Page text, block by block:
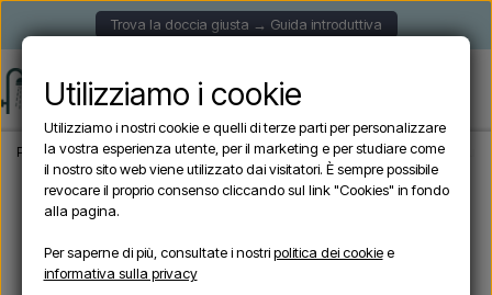
Trova la doccia giusta → Guida introduttiva
Pagina iniziale Doccia da giardino Docce autoportanti Doccia esterna
Utilizziamo i cookie
Utilizziamo i nostri cookie e quelli di terze parti per personalizzare
la vostra esperienza utente, per il marketing e per studiare come
il nostro sito web viene utilizzato dai visitatori. È sempre possibile
revocare il proprio consenso cliccando sul link "Cookies" in fondo
alla pagina.
Per saperne di più, consultate i nostripolitica dei cookiee
informativa sulla privacy